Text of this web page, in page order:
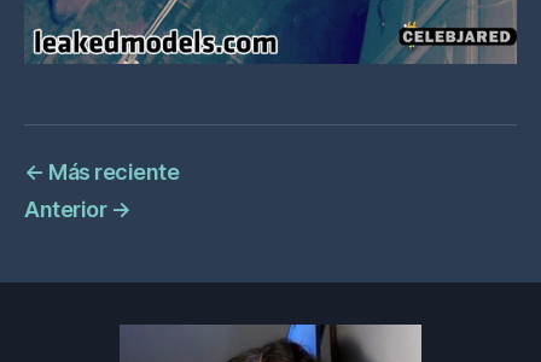
← Más reciente
Anterior →